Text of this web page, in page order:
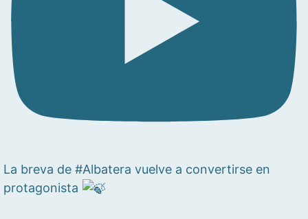
La breva de #Albatera vuelve a convertirse en
protagonista